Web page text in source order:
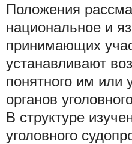
Положения
национальное и
принимающих
устанавливают
понятного им
органов
В структуре
уголовного